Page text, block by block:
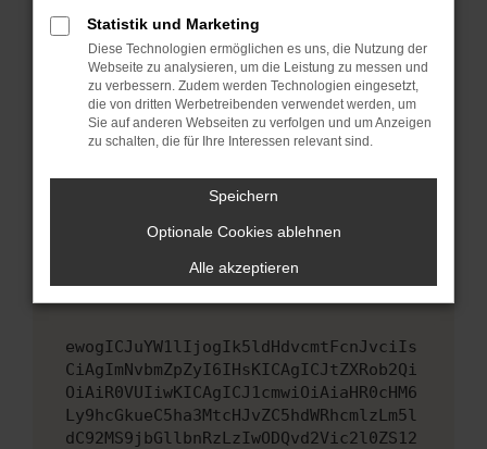
Betriebssystem auf dem neuesten Stand
sind.
Veraltete Software birgt nicht nur ein
Sicherheitsrisiko, sondern kann auch dazu
führen, dass bestimmte Funktionen nicht mehr
unterstützt werden.
Wende dich an den Webseitenbetreiber.
Wenn du alle oben genannten Schritte versucht
hast, kontaktiere uns bitte. Wir werden
versuchen, das Problem zu beheben. Du kannst
uns diesen Text schicken, um uns bei der
ewogICJuYW1lIjogIk5ldHdvcmtFcnJvciIs
CiAgImNvbmZpZyI6IHsKICAgICJtZXRob2Qi
OiAiR0VUIiwKICAgICJ1cmwiOiAiaHR0cHM6
Ly9hcGkueC5ha3MtcHJvZC5hdWRhcmlzLm5l
dC92MS9jbGllbnRzLzIwODQvd2Vic2l0ZS12
Statistik und Marketing
Diese Technologien ermöglichen es uns, die Nutzung der
Webseite zu analysieren, um die Leistung zu messen und
zu verbessern. Zudem werden Technologien eingesetzt,
die von dritten Werbetreibenden verwendet werden, um
Sie auf anderen Webseiten zu verfolgen und um Anzeigen
zu schalten, die für Ihre Interessen relevant sind.
Speichern
Optionale Cookies ablehnen
Alle akzeptieren